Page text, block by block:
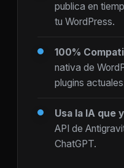
publica en
tu WordPress.
100%
nativa de
plugins
Usa la IA que
API de
ChatGPT.